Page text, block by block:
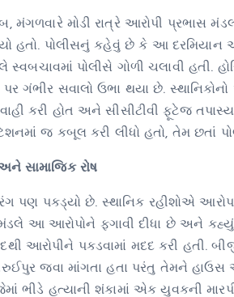
મંગળવારે મોડી રાત્રે આરોપી પ્રભાસ
હતો. પોલીસનું કહેવું છે કે આ દરમિયાન
સ્વબચાવમાં પોલીસે ગોળી ચલાવી
પર ગંભીર સવાલો ઉભા થયા છે.
કરી હોત અને સીસીટીવી ફૂટેજ
જ કબૂલ કરી લીધો હતો, તેમ છતાં
સામાજિક રોષ
પણ પકડ્યો છે. સ્થાનિક રહીશોએ આરોપ
આ આરોપોને ફગાવી દીધા છે અને
આરોપીને પકડવામાં મદદ કરી હતી.
જવા માંગતા હતા પરંતુ તેમને
ભીડે હત્યાની શંકામાં એક યુવકની